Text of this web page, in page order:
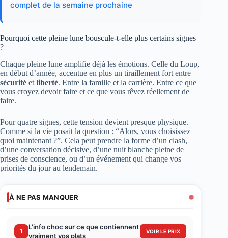
complet de la semaine prochaine
Pourquoi cette pleine lune bouscule-t-elle plus certains signes
?
Chaque pleine lune amplifie déjà les émotions. Celle du Loup,
en début d’année, accentue en plus un tiraillement fort entre
sécurité et liberté. Entre la famille et la carrière. Entre ce que
vous croyez devoir faire et ce que vous rêvez réellement de
faire.
Pour quatre signes, cette tension devient presque physique.
Comme si la vie posait la question : “Alors, vous choisissez
quoi maintenant ?”. Cela peut prendre la forme d’un clash,
d’une conversation décisive, d’une nuit blanche pleine de
prises de conscience, ou d’un événement qui change vos
priorités du jour au lendemain.
À NE PAS MANQUER
1
L'info choc sur ce que contiennent
vraiment vos plats
VOIR LE PRIX